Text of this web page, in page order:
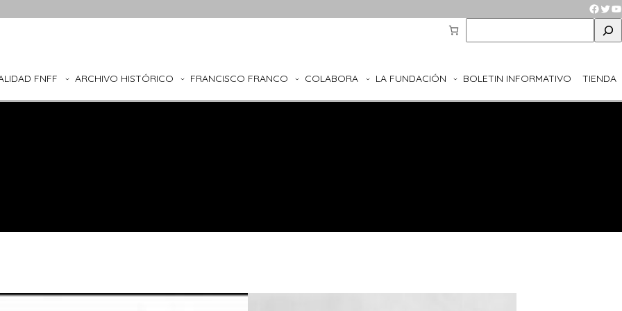
e
r
FNFF ARCHIVO HISTÓRICO FRANCISCO FRANCO COLABORA LA FUNDACIÓN BOLETIN INFORMATIVO TIENDA